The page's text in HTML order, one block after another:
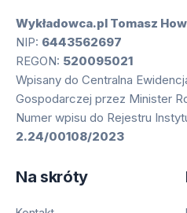
Wykładowca.pl Tomasz
NIP: 6443562697
REGON: 520095021
Wpisany do Centralna
Gospodarczej przez Minister
Numer wpisu do Rejestru
2.24/00108/2023
Na skróty